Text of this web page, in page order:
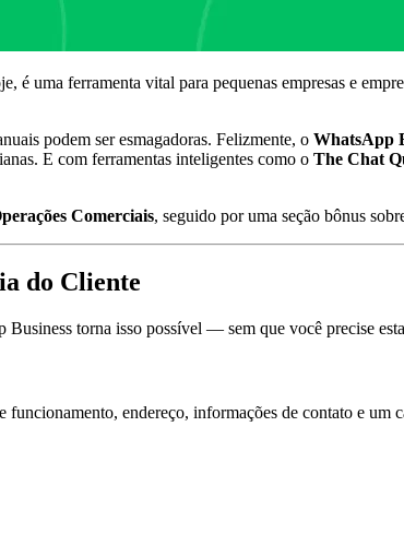
uma ferramenta vital para pequenas empresas e
podem ser esmagadoras. Felizmente, o WhatsApp
E com ferramentas inteligentes como o The Chat
Comerciais, seguido por uma seção bônus
do Cliente
torna isso possível — sem que você precise
endereço, informações de contato e